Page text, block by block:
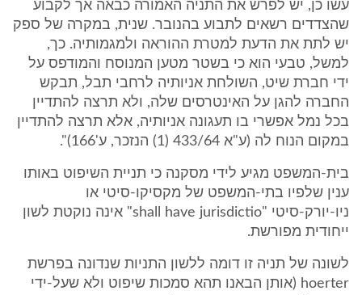
עשו כן, יש לפרש את התניה האמורה כבאה אך לקבוע
שהצדדים רשאים לתבוע בהנובר. שנית, במקרה של ספק
יש לתת את הדעת למטרת ההוראה ולמגמותיה. כך,
למשל, טבעי הוא כי בשטר מטען המנוסח והמודפס על
ידי חברת שיט, השולחת אניותיה לרחבי תבל, תבקש
החברה להגן על האינטרסים שלה, ולא תרצה להתדיין
בכל נמל אפשרי בו תעגונה אניותיה, אלא תרצה להתדיין
במקום הנוח לה (ע"א 433/64 (1) הנזכר, ע'166)".
בית-המשפט מגיע לידי מסקנה כי תניית השיפוט באותו
ענין שלפיו בתי-המשפט של מקסיקו-סיטי או
ניו-יורק-סיטי "shall have jurisdictio" אינה נוקטת לשון
ייחודית מפורשת.
לשונה של תניה זו דומה ללשון התניות שנדונה בפרשת
hoerter (אותן הבאנו תהא סמכות שיפוט ולא שעל-ידי